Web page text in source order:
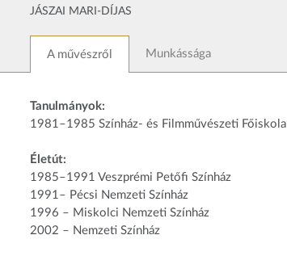
JÁSZAI MARI-DÍJAS
A művészről Munkássága
Tanulmányok:
1981–1985 Színház- és Filmművészeti Főiskola
Életút:
1985–1991 Veszprémi Petőfi Színház
1991– Pécsi Nemzeti Színház
1996 – Miskolci Nemzeti Színház
2002 – Nemzeti Színház